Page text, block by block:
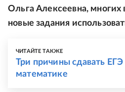
Ольга Алексеевна, многих
новые задания
ЧИТАЙТЕ ТАКЖЕ
Три причины сдавать
математике